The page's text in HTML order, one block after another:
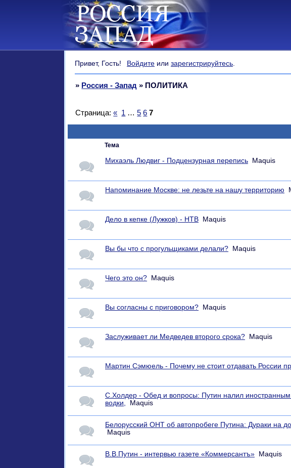
Привет, Гость! Войдите илизарегистрируйтесь.
» Россия - Запад » ПОЛИТИКА
Страница:« 1 … 5 6 7
Тема
Михаэль Людвиг - Подцензурная перепись Maquis
Напоминание Москве: не лезьте на нашу территорию
Дело в кепке (Лужков) - НТВ Maquis
Вы бы что с прогульщиками делали? Maquis
Чего это он? Maquis
Вы согласны с приговором? Maquis
Заслуживает ли Медведев второго срока? Maquis
Мартин Сэмюель - Почему не стоит отдавать России
С.Холдер - Обед и вопросы: Путин налил иностранным
водки,
Maquis
Белорусский ОНТ об автопробеге Путина: Дураки на
Maquis
В.В.Путин - интервью газете «Коммерсантъ» Maquis